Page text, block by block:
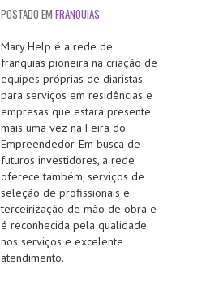
POSTADO EM FRANQUIAS
Mary Help é a rede de
franquias pioneira na criação de
equipes próprias de diaristas
para serviços em residências e
empresas que estará presente
mais uma vez na Feira do
Empreendedor. Em busca de
futuros investidores, a rede
oferece também, serviços de
seleção de profissionais e
terceirização de mão de obra e
é reconhecida pela qualidade
nos serviços e excelente
atendimento.